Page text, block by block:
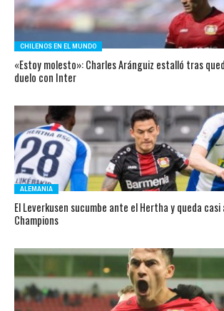
CHILENOS EN EL MUNDO
«Estoy molesto»: Charles Aránguiz estalló tras
duelo con Inter
ALEMANIA
El Leverkusen sucumbe ante el Hertha y queda
Champions